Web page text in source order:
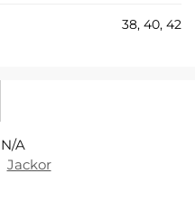
38, 40, 42
N/A
Jackor